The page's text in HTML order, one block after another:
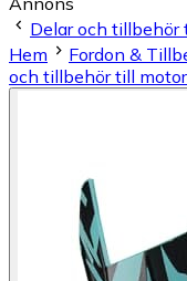
Delar och
Hem
Fordon &
och tillbehör till